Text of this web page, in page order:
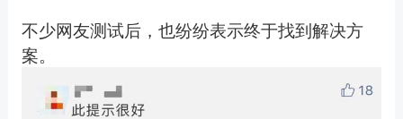
不少网友测试后，也纷纷表示终于找到解决方
案。